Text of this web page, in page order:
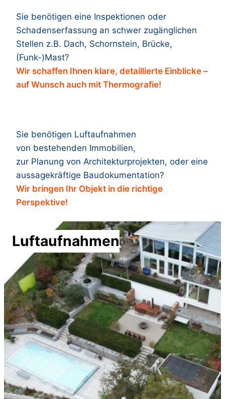
Sie benötigen eine Inspektionen oder
Schadenserfassung an schwer zugänglichen
Stellen z.B. Dach, Schornstein, Brücke,
(Funk-)Mast?
Wir schaffen Ihnen klare, detaillierte Einblicke –
auf Wunsch auch mit Thermografie!
Sie benötigen Luftaufnahmen
von bestehenden Immobilien,
zur Planung von Architekturprojekten, oder eine
aussagekräftige Baudokumentation?
Wir bringen Ihr Objekt in die richtige
Perspektive!
Luftaufnahmen